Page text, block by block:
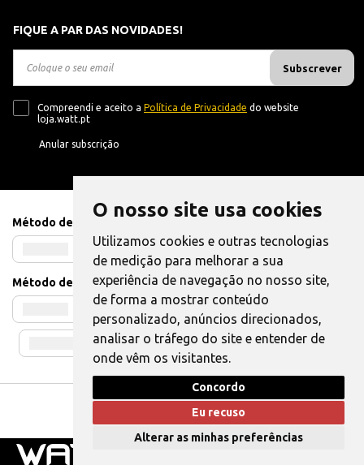
O nosso site usa cookies
Utilizamos cookies e outras tecnologias
de medição para melhorar a sua
experiência de navegação no nosso site,
de forma a mostrar conteúdo
personalizado, anúncios direcionados,
analisar o tráfego do site e entender de
onde vêm os visitantes.
Concordo
Eu recuso
Alterar as minhas preferências
FIQUE A PAR DAS NOVIDADES!
Subscrever
Compreendi e aceito a Política de Privacidade do website
loja.watt.pt
Anular subscrição
Método de Pagamento
Método de Envio
Livro de Reclamações | Também pode Elogiar
WATT © 2025. Todos os direitos reservados.